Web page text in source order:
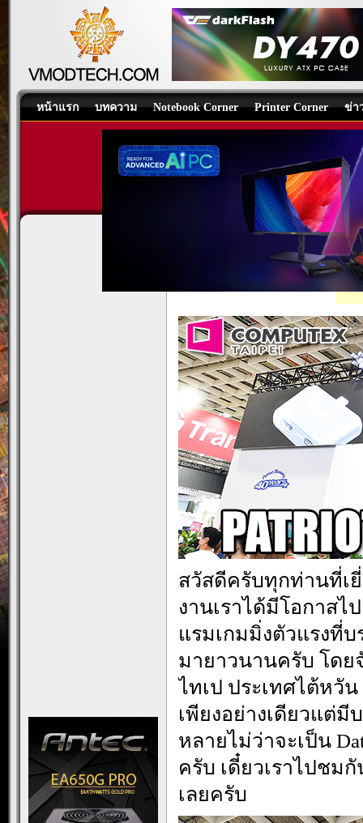
หน้าแรก บทความ Notebook Corner Printer Corner ข่า
PATRIOT
โดย:Nongkoo
สวัสดีครับทุกท่านที่เยี่
งานเราได้มีโอกาสไ
แรมเกมมิ่งตัวแรงที่
มายาวนานครับ โด
ไทเป ประเทศไต้หวั
เพียงอย่างเดียวแต่มี
หลายไม่ว่าจะเป็น
ครับ เดี๋ยวเราไปชม
เลยครับ